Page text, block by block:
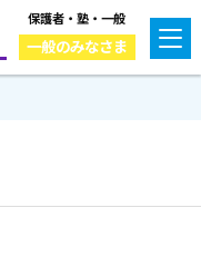
保護者・塾・一般
一般のみなさま